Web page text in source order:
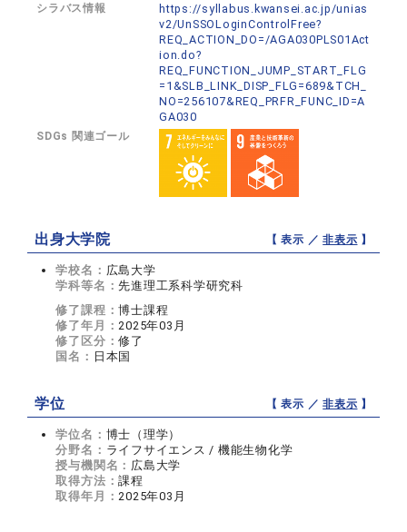
シラバス情報
https://syllabus.kwansei.ac.jp/unias
v2/UnSSOLoginControlFree?
REQ_ACTION_DO=/AGA030PLS01Act
ion.do?
REQ_FUNCTION_JUMP_START_FLG
=1&SLB_LINK_DISP_FLG=689&TCH_
NO=256107&REQ_PRFR_FUNC_ID=A
GA030
SDGs 関連ゴール
出身大学院 【 表示 ／非表示 】
学校名： 広島大学
学科等名：先進理工系科学研究科
修了課程：博士課程
修了年月： 2025年03月
修了区分：修了
国名： 日本国
学位 【 表示 ／非表示 】
学位名： 博士（理学）
分野名： ライフサイエンス / 機能生物化学
授与機関名： 広島大学
取得方法：課程
取得年月： 2025年03月